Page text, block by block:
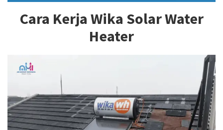
Cara Kerja Wika Solar Water
Heater